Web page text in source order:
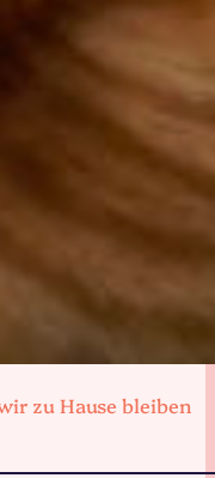
zu Hause bleiben